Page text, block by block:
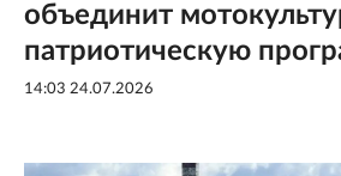
объединит
патриотическую
14:03 24.07.2026